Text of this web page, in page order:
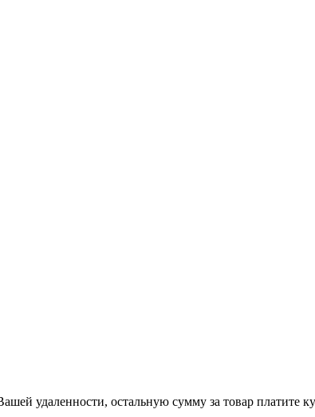
удаленности, остальную сумму за товар платите